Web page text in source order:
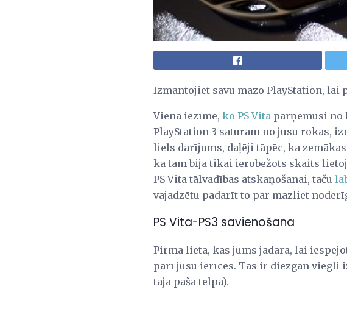
Izmantojiet savu mazo PlayStation,
Viena iezīme, ko PS Vita pārņēmusi no
PlayStation 3 saturam no jūsu rokas,
liels darījums, daļēji tāpēc, ka
ka tam bija tikai ierobežots skaits
PS Vita tālvadības atskaņošanai, taču
vajadzētu padarīt to par mazliet
PS Vita-PS3 savienošana
Pirmā lieta, kas jums jādara, lai
pārī jūsu ierīces. Tas ir diezgan viegli
tajā pašā telpā).